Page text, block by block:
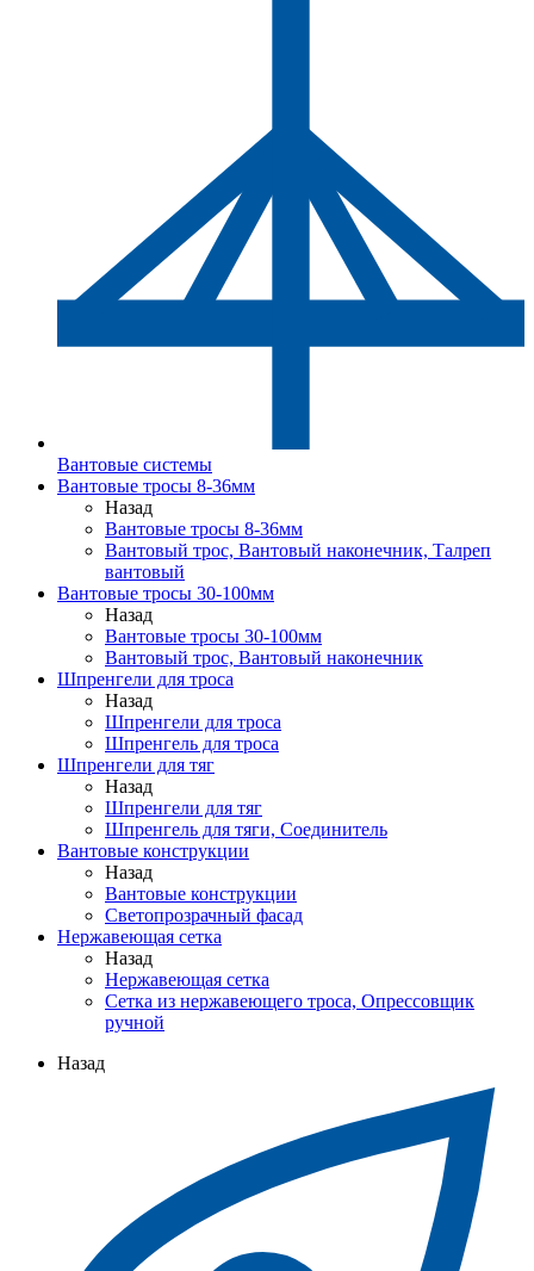
Вантовые системы
Вантовые тросы 8-36мм
Назад
Вантовые тросы 8-36мм
Вантовый трос, Вантовый наконечник, Талреп
вантовый
Вантовые тросы 30-100мм
Назад
Вантовые тросы 30-100мм
Вантовый трос, Вантовый наконечник
Шпренгели для троса
Назад
Шпренгели для троса
Шпренгель для троса
Шпренгели для тяг
Назад
Шпренгели для тяг
Шпренгель для тяги, Соединитель
Вантовые конструкции
Назад
Вантовые конструкции
Светопрозрачный фасад
Нержавеющая сетка
Назад
Нержавеющая сетка
Сетка из нержавеющего троса, Опрессовщик
ручной
Назад